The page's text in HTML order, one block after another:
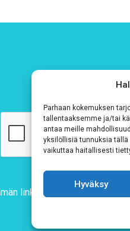
Parhaan kokemuksen
tallentaaksemme ja/tai
antaa meille
yksilöllisiä tunnuksia
vaikuttaa haitallisesti
Hyväksy
linkin kautta!